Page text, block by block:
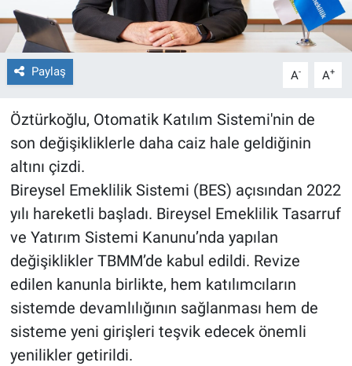
Paylaş A- A+
Öztürkoğlu, Otomatik Katılım Sistemi'nin de
son değişikliklerle daha caiz hale geldiğinin
altını çizdi.
Bireysel Emeklilik Sistemi (BES) açısından 2022
yılı hareketli başladı. Bireysel Emeklilik Tasarruf
ve Yatırım Sistemi Kanunu’nda yapılan
değişiklikler TBMM’de kabul edildi. Revize
edilen kanunla birlikte, hem katılımcıların
sistemde devamlılığının sağlanması hem de
sisteme yeni girişleri teşvik edecek önemli
yenilikler getirildi.